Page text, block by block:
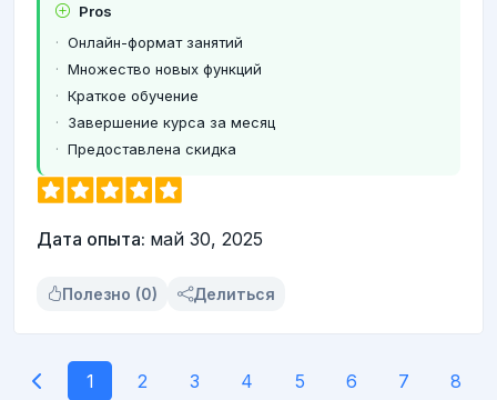
Pros
Онлайн-формат занятий
Множество новых функций
Краткое обучение
Завершение курса за месяц
Предоставлена скидка
Дата опыта: май 30, 2025
Полезно (0) Делиться
1 2 3 4 5 6 7 8